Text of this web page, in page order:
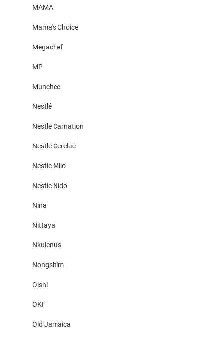
MAMA
Mama's Choice
Megachef
MP
Munchee
Nestlé
Nestle Carnation
Nestle Cerelac
Nestle Milo
Nestle Nido
Nina
Nittaya
Nkulenu's
Nongshim
Oishi
OKF
Old Jamaica